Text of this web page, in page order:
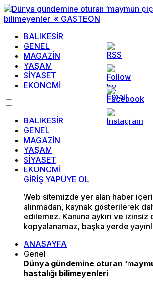
BALIKESİR
GENEL
MAGAZİN
YAŞAM
SİYASET
EKONOMİ
BALIKESİR
GENEL
MAGAZİN
YAŞAM
SİYASET
EKONOMİ
GİRİŞ YAPÜYE OL
Web sitemizde yer alan haber
alınmadan, kaynak gösterilerek
edilemez. Kanuna aykırı ve izinsiz
kopyalanamaz, başka yerde
ANASAYFA
Genel
Dünya gündemine oturan
hastalığı bilimeyenleri